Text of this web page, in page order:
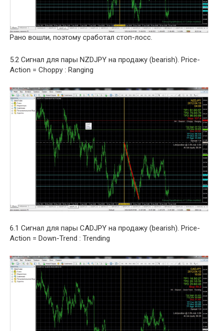
Рано вошли, поэтому сработал стоп-лосс.
5.2 Сигнал для пары NZDJPY на продажу (bearish). Price-
Action = Choppy : Ranging
6.1 Сигнал для пары CADJPY на продажу (bearish). Price-
Action = Down-Trend : Trending